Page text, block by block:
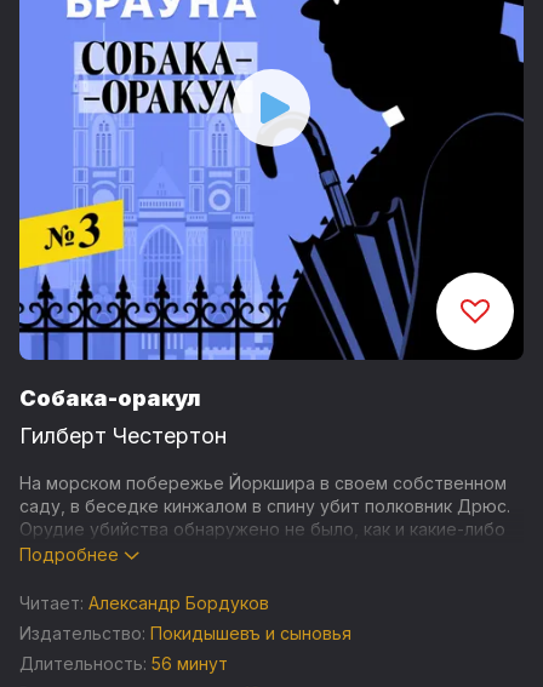
Собака-оракул
Гилберт Честертон
На морском побережье Йоркшира в своем собственном
саду, в беседке кинжалом в спину убит полковник Дрюс.
Орудие убийства обнаружено не было, как и какие-либо
другие следы преступника. Проникнуть в беседку
десяток свидетелей.
патера Брауна не проведешь, ему не впервой
расследовать подобные преступления, тем более в этот
Подробнее
Читает: Александр Бордуков
Издательство: Покидышевъ и сыновья
Длительность: 56 минут